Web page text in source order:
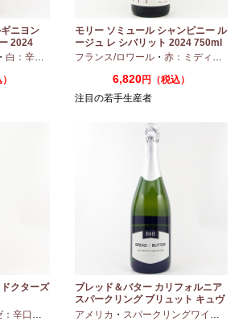
ニヨン
2024
・ 白：辛口 シャルドネ
モリー ソミュール シャンピニー ル
ージュ レ シバリット 2024 750ml
フランス/ロワール ・ 赤：ミディアムボディ
6,820円（税込）
注目の若手生産者
クターズ
：辛口 ピノノワール
ブレッド＆バター カリフォルニア
スパークリング ブリュット キュヴ
ェ NV 750ml
アメリカ ・ スパークリングワイン